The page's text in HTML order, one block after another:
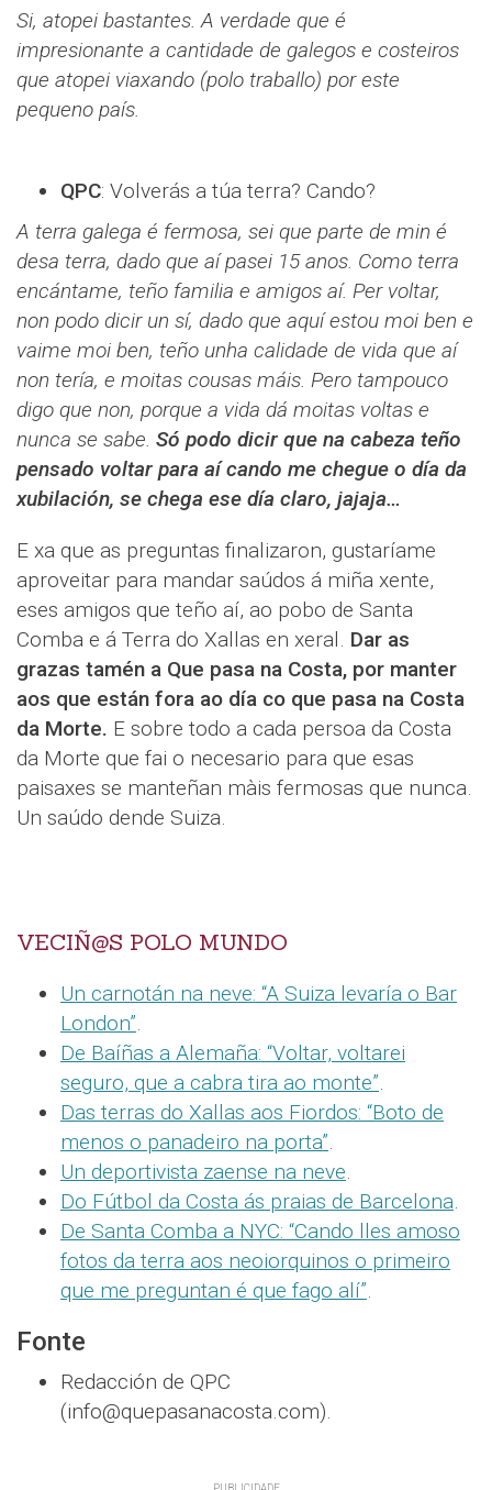
Si, atopei bastantes. A verdade que é
impresionante a cantidade de galegos e costeiros
que atopei viaxando (polo traballo) por este
pequeno país.
QPC: Volverás a túa terra? Cando?
A terra galega é fermosa, sei que parte de min é
desa terra, dado que aí pasei 15 anos. Como terra
encántame, teño familia e amigos aí. Per voltar,
non podo dicir un sí, dado que aquí estou moi ben e
vaime moi ben, teño unha calidade de vida que aí
non tería, e moitas cousas máis. Pero tampouco
digo que non, porque a vida dá moitas voltas e
nunca se sabe. Só podo dicir que na cabeza teño
pensado voltar para aí cando me chegue o día da
xubilación, se chega ese día claro, jajaja…
E xa que as preguntas finalizaron, gustaríame
aproveitar para mandar saúdos á miña xente,
eses amigos que teño aí, ao pobo de Santa
Comba e á Terra do Xallas en xeral. Dar as
grazas tamén a Que pasa na Costa, por manter
aos que están fora ao día co que pasa na Costa
da Morte. E sobre todo a cada persoa da Costa
da Morte que fai o necesario para que esas
paisaxes se manteñan màis fermosas que nunca.
Un saúdo dende Suiza.
VECIÑ@S POLO MUNDO
Un carnotán na neve: “A Suiza levaría o Bar
London”.
De Baíñas a Alemaña: “Voltar, voltarei
seguro, que a cabra tira ao monte”.
Das terras do Xallas aos Fiordos: “Boto de
menos o panadeiro na porta”.
Un deportivista zaense na neve.
Do Fútbol da Costa ás praias de Barcelona.
De Santa Comba a NYC: “Cando lles amoso
fotos da terra aos neoiorquinos o primeiro
que me preguntan é que fago alí”.
Fonte
Redacción de QPC
(info@quepasanacosta.com).